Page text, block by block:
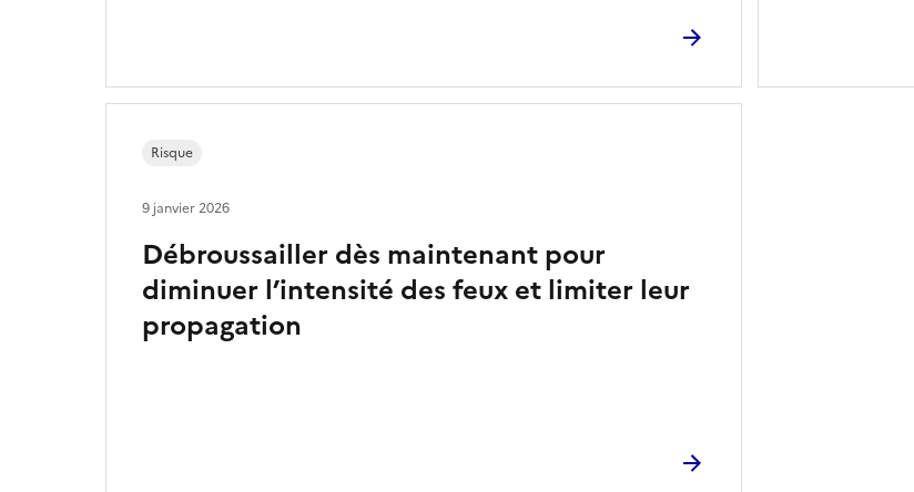
Débroussailler dès maintenant pour
diminuer l’intensité des feux et limiter leur
propagation
Risque
9 janvier 2026